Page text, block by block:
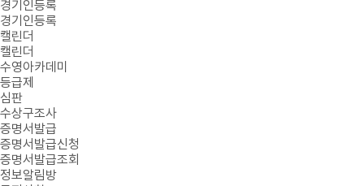
경기인등록
경기인등록
캘린더
캘린더
수영아카데미
등급제
심판
수상구조사
증명서발급
증명서발급신청
증명서발급조회
정보알림방